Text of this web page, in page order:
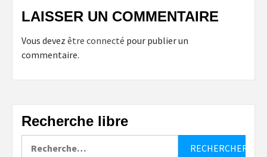
LAISSER UN COMMENTAIRE
Vous devez être connecté pour publier un
commentaire.
Recherche libre